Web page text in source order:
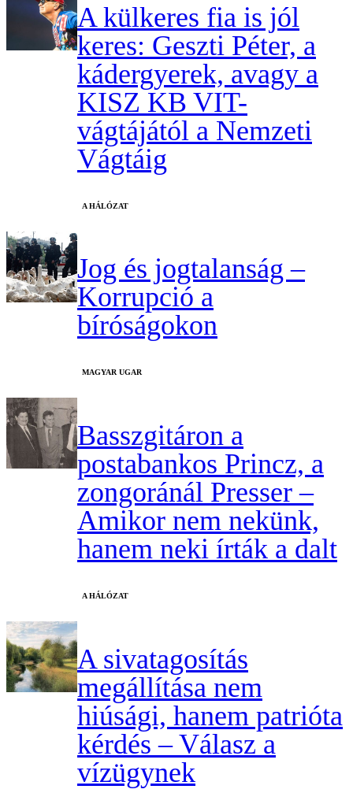
A külkeres fia is jól
keres: Geszti Péter, a
kádergyerek, avagy a
KISZ KB VIT-
vágtájától a Nemzeti
Vágtáig
A HÁLÓZAT
Jog és jogtalanság –
Korrupció a
bíróságokon
MAGYAR UGAR
Basszgitáron a
postabankos Princz, a
zongoránál Presser –
Amikor nem nekünk,
hanem neki írták a dalt
A HÁLÓZAT
A sivatagosítás
megállítása nem
hiúsági, hanem patrióta
kérdés – Válasz a
vízügynek